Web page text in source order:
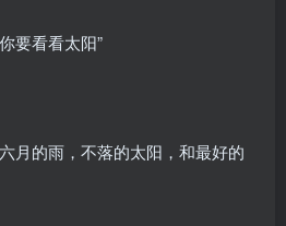
要看看太阳”
月的雨，不落的太阳，和最好的